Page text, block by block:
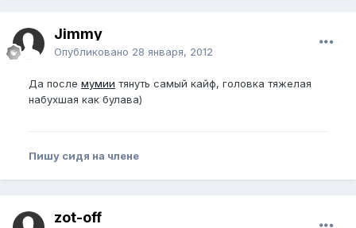
Jimmy
Опубликовано 28 января, 2012
Да после мумии тянуть самый кайф, головка тяжелая
набухшая как булава)
Пишу сидя на члене
zot-off